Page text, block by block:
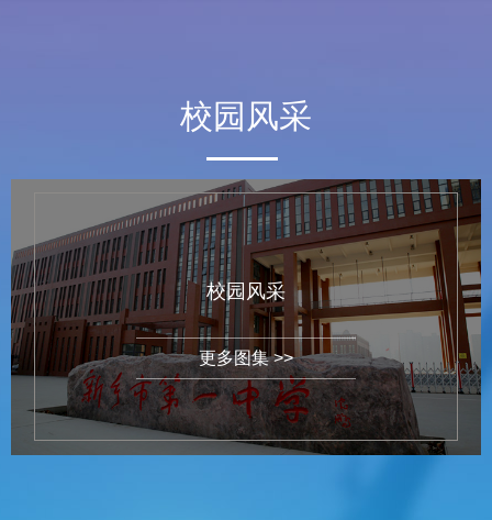
校园风采
校园风采
更多图集 >>